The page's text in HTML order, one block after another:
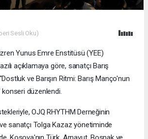
Sesli Oku)
Yunus Emre Enstitüsü (YEE)
açıklamaya göre, sanatçı Barış
ve Barışın Ritmi: Barış Manço'nun
düzenlendi.
OJQ RHYTHM Derneğinin
sanatçı Tolga Kazaz yönetiminde